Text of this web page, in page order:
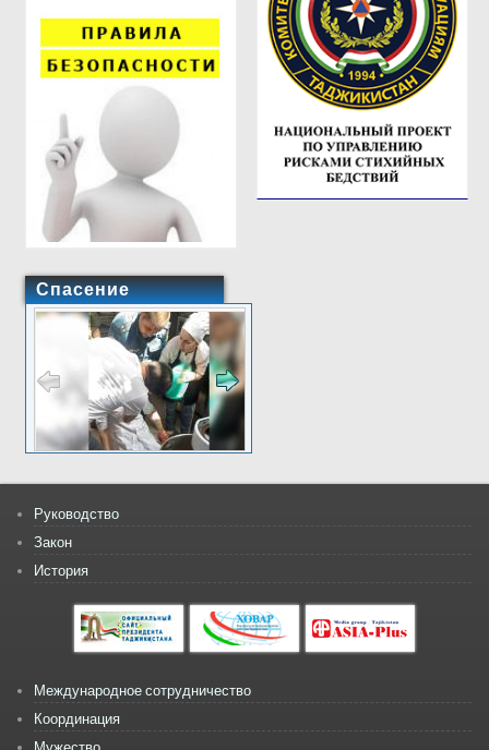
Спасение
Руководство
Закон
История
Международное сотрудничество
Координация